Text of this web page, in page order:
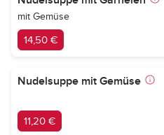
mit Gemüse
14,50 €
Nudelsuppe mit Gemüse
11,20 €